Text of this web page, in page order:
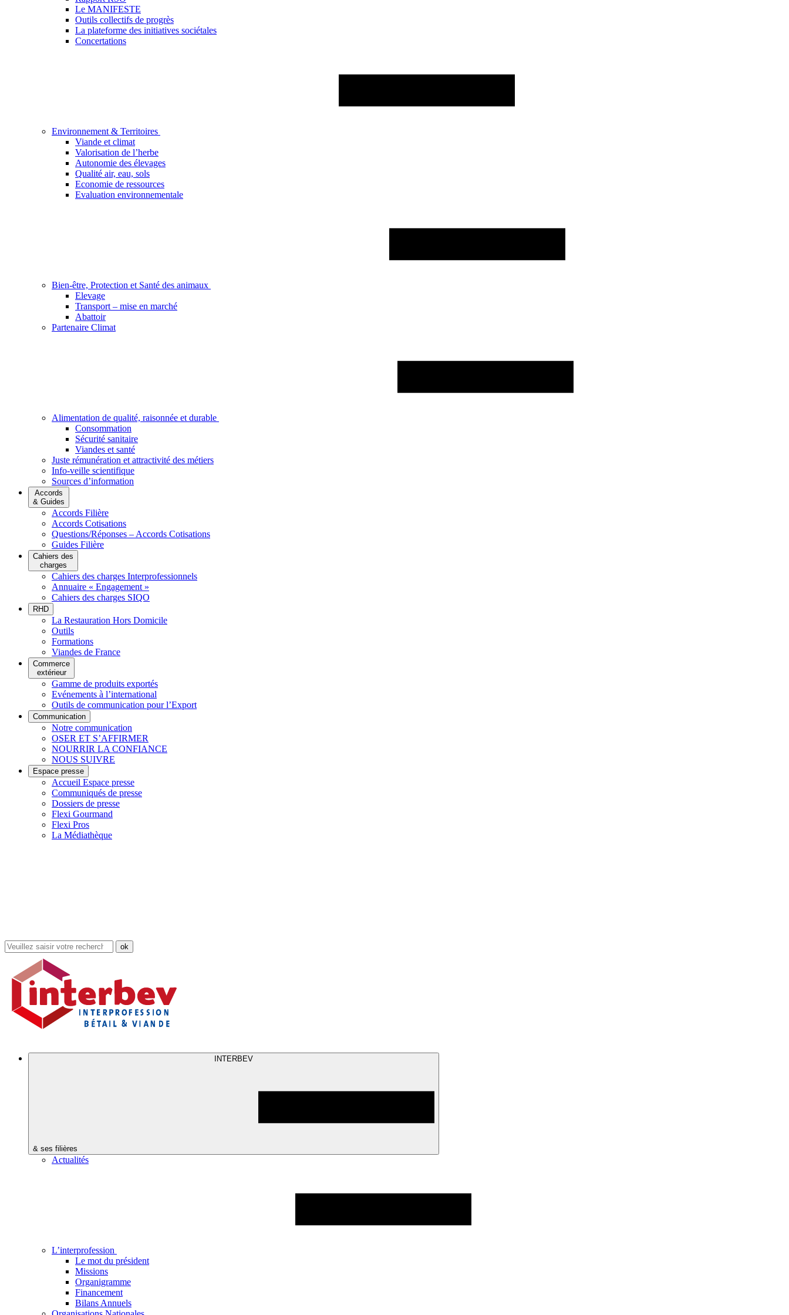
Le MANIFESTE
Outils collectifs de progrès
La plateforme des initiatives sociétales
Concertations
Environnement & Territoires
Viande et climat
Valorisation de l’herbe
Autonomie des élevages
Qualité air, eau, sols
Economie de ressources
Evaluation environnementale
Bien-être, Protection et Santé des animaux
Elevage
Transport – mise en marché
Abattoir
Partenaire Climat
Alimentation de qualité, raisonnée et durable
Consommation
Sécurité sanitaire
Viandes et santé
Juste rémunération et attractivité des métiers
Info-veille scientifique
Sources d’information
Accords
& Guides
Accords Filière
Accords Cotisations
Questions/Réponses – Accords Cotisations
Guides Filière
Cahiers des
charges
Cahiers des charges Interprofessionnels
Annuaire « Engagement »
Cahiers des charges SIQO
RHD
La Restauration Hors Domicile
Outils
Formations
Viandes de France
Commerce
extérieur
Gamme de produits exportés
Evénements à l’international
Outils de communication pour l’Export
Communication
Notre communication
OSER ET S’AFFIRMER
NOURRIR LA CONFIANCE
NOUS SUIVRE
Espace presse
Accueil Espace presse
Communiqués de presse
Dossiers de presse
Flexi Gourmand
Flexi Pros
La Médiathèque
Rechercher
dans
site
INTERBEV
& ses filières
Actualités
L’interprofession
Le mot du président
Missions
Organigramme
Financement
Bilans Annuels